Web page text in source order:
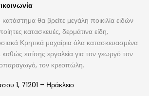
θα βρείτε μεγάλη ποικιλία ειδών
κατασκευές, δερμάτινα είδη,
Κρητικά μαχαίρια όλα κατασκευασμένα
καθώς επίσης εργαλεία για τον γεωργό τον
τον κρεοπώλη.
1, 71201 – Ηράκλειο